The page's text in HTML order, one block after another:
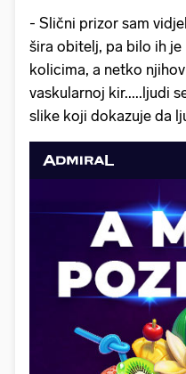
- Slični prizor sam
šira obitelj, pa bilo ih
kolicima, a netko
vaskularnoj kir.....ljudi
slike koji dokazuje da